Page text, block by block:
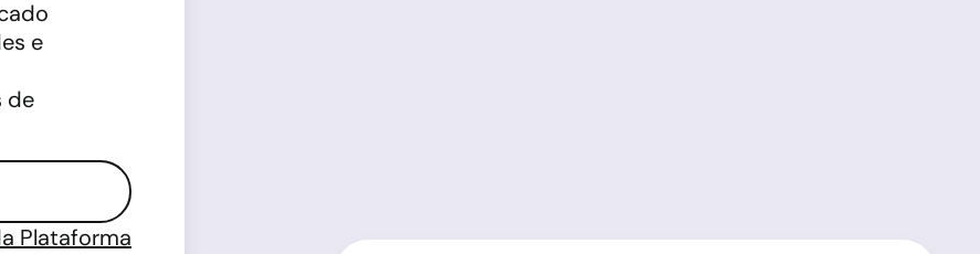
e
de
Plataforma